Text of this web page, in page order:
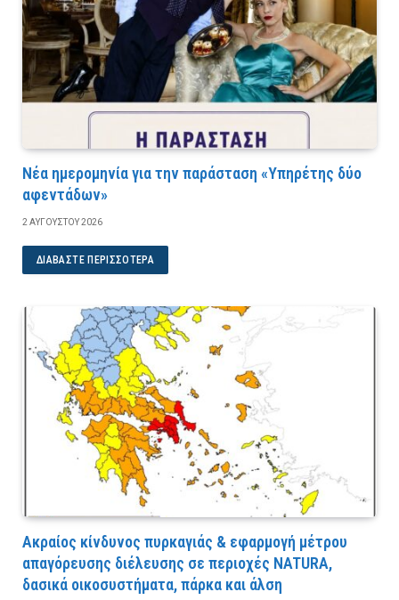
Νέα ημερομηνία για την παράσταση «Υπηρέτης δύο
αφεντάδων»
2 ΑΥΓΟΎΣΤΟΥ 2026
ΔΙΑΒΆΣΤΕ ΠΕΡΙΣΣΌΤΕΡΑ
Ακραίος κίνδυνος πυρκαγιάς & εφαρμογή μέτρου
απαγόρευσης διέλευσης σε περιοχές NATURA,
δασικά οικοσυστήματα, πάρκα και άλση